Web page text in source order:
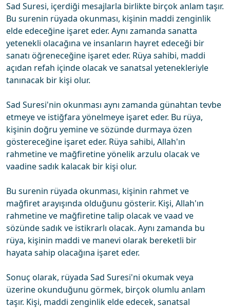
Sad Suresi, içerdiği mesajlarla birlikte birçok anlam taşır.
Bu surenin rüyada okunması, kişinin maddi zenginlik
elde edeceğine işaret eder. Aynı zamanda sanatta
yetenekli olacağına ve insanların hayret edeceği bir
sanatı öğreneceğine işaret eder. Rüya sahibi, maddi
açıdan refah içinde olacak ve sanatsal yetenekleriyle
tanınacak bir kişi olur.
Sad Suresi'nin okunması aynı zamanda günahtan tevbe
etmeye ve istiğfara yönelmeye işaret eder. Bu rüya,
kişinin doğru yemine ve sözünde durmaya özen
göstereceğine işaret eder. Rüya sahibi, Allah'ın
rahmetine ve mağfiretine yönelik arzulu olacak ve
vaadine sadık kalacak bir kişi olur.
Bu surenin rüyada okunması, kişinin rahmet ve
mağfiret arayışında olduğunu gösterir. Kişi, Allah'ın
rahmetine ve mağfiretine talip olacak ve vaad ve
sözünde sadık ve istikrarlı olacak. Aynı zamanda bu
rüya, kişinin maddi ve manevi olarak bereketli bir
hayata sahip olacağına işaret eder.
Sonuç olarak, rüyada Sad Suresi'ni okumak veya
üzerine okunduğunu görmek, birçok olumlu anlam
taşır. Kişi, maddi zenginlik elde edecek, sanatsal